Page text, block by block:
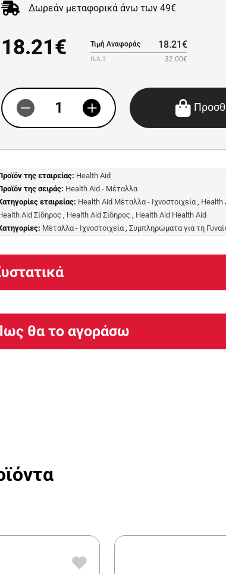
Δωρεάν μεταφορικά άνω των 49€
18.21€ Τιμή Αναφοράς 18.21€
Π.Λ.Τ 32.00€
της εταιρείας: Health Aid
της σειράς: Health Aid - Μέταλλα
εταιρείας: Health Aid Μέταλλα - Ιχνοστοιχεία, Health
Aid Σίδηρος, Health Aid Σίδηρος, Health Aid Health Aid
Μέταλλα - Ιχνοστοιχεία, Συμπληρώματα για τη
θα το αγοράσω